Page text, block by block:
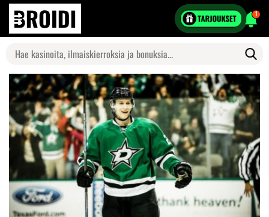
1
Search
for: